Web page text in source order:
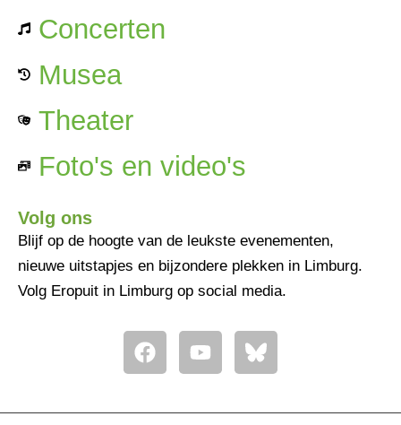
Concerten
Musea
Theater
Foto's en video's
Volg ons
Blijf op de hoogte van de leukste evenementen,
nieuwe uitstapjes en bijzondere plekken in Limburg.
Volg Eropuit in Limburg op social media.
F
a
Y
o